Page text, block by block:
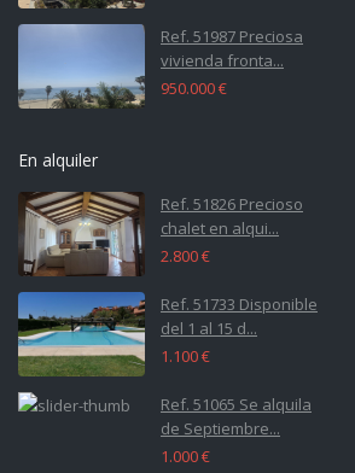
Ref. 51987 Preciosa
vivienda fronta...
950.000 €
En alquiler
Ref. 51826 Precioso
chalet en alqui...
2.800 €
Ref. 51733 Disponible
del 1 al 15 d...
1.100 €
Ref. 51065 Se alquila
de Septiembre...
1.000 €